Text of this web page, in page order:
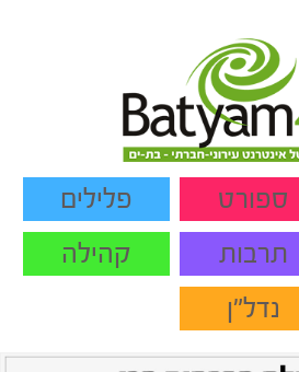
ספורט
פלילים
תרבות
קהילה
נדל"ן